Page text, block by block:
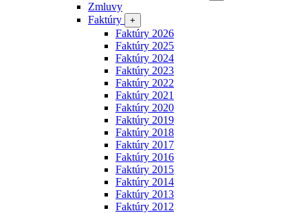
Zmluvy
Faktúry
+
Faktúry 2026
Faktúry 2025
Faktúry 2024
Faktúry 2023
Faktúry 2022
Faktúry 2021
Faktúry 2020
Faktúry 2019
Faktúry 2018
Faktúry 2017
Faktúry 2016
Faktúry 2015
Faktúry 2014
Faktúry 2013
Faktúry 2012